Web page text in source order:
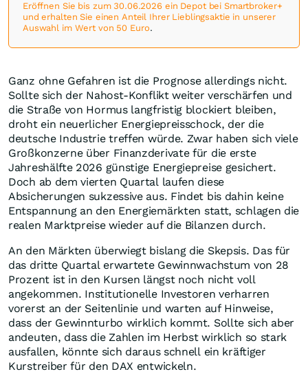
Eröffnen Sie bis zum 30.06.2026 ein Depot bei Smartbroker+
und erhalten Sie einen Anteil Ihrer Lieblingsaktie in unserer
Auswahl im Wert von 50 Euro.
Ganz ohne Gefahren ist die Prognose allerdings nicht.
Sollte sich der Nahost-Konflikt weiter verschärfen und
die Straße von Hormus langfristig blockiert bleiben,
droht ein neuerlicher Energiepreisschock, der die
deutsche Industrie treffen würde. Zwar haben sich viele
Großkonzerne über Finanzderivate für die erste
Jahreshälfte 2026 günstige Energiepreise gesichert.
Doch ab dem vierten Quartal laufen diese
Absicherungen sukzessive aus. Findet bis dahin keine
Entspannung an den Energiemärkten statt, schlagen die
realen Marktpreise wieder auf die Bilanzen durch.
An den Märkten überwiegt bislang die Skepsis. Das für
das dritte Quartal erwartete Gewinnwachstum von 28
Prozent ist in den Kursen längst noch nicht voll
angekommen. Institutionelle Investoren verharren
vorerst an der Seitenlinie und warten auf Hinweise,
dass der Gewinnturbo wirklich kommt. Sollte sich aber
andeuten, dass die Zahlen im Herbst wirklich so stark
ausfallen, könnte sich daraus schnell ein kräftiger
Kurstreiber für den DAX entwickeln.